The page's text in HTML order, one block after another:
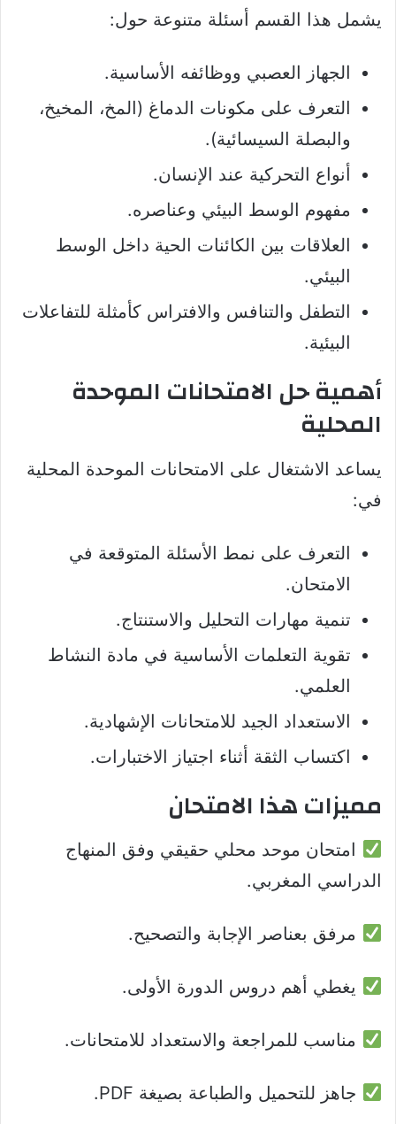
يشمل هذا القسم أسئلة متنوعة حول:
الجهاز العصبي ووظائفه الأساسية.
التعرف على مكونات الدماغ (المخ، المخيخ،
والبصلة السيسائية).
أنواع التحركية عند الإنسان.
مفهوم الوسط البيئي وعناصره.
العلاقات بين الكائنات الحية داخل الوسط
البيئي.
التطفل والتنافس والافتراس كأمثلة للتفاعلات
البيئية.
أهمية حل الامتحانات الموحدة
المحلية
يساعد الاشتغال على الامتحانات الموحدة المحلية
في:
التعرف على نمط الأسئلة المتوقعة في
الامتحان.
تنمية مهارات التحليل والاستنتاج.
تقوية التعلمات الأساسية في مادة النشاط
العلمي.
الاستعداد الجيد للامتحانات الإشهادية.
اكتساب الثقة أثناء اجتياز الاختبارات.
مميزات هذا الامتحان
امتحان موحد محلي حقيقي وفق المنهاج
الدراسي المغربي.
مرفق بعناصر الإجابة والتصحيح.
يغطي أهم دروس الدورة الأولى.
مناسب للمراجعة والاستعداد للامتحانات.
جاهز للتحميل والطباعة بصيغة PDF.